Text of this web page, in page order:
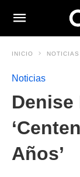
INICIO NOTICIAS
Noticias
Denise
Años’